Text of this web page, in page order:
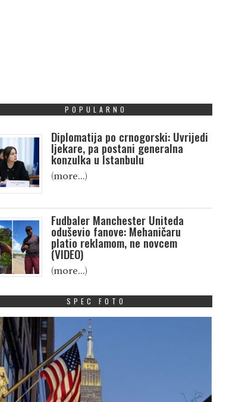
POPULARNO
Diplomatija po crnogorski: Uvrijedi
ljekare, pa postani generalna
konzulka u Istanbulu
(more…)
Fudbaler Manchester Uniteda
oduševio fanove: Mehaničaru
platio reklamom, ne novcem
(VIDEO)
(more…)
SPEC FOTO